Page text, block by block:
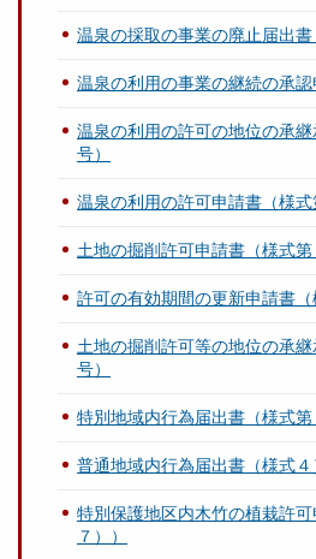
温泉の採取の事業の廃止届出書
温泉の利用の事業の継続の承認
温泉の利用の許可の地位の承
号）
温泉の利用の許可申請書（様式
土地の掘削許可申請書（様式第
許可の有効期間の更新申請書（
土地の掘削許可等の地位の承
号）
特別地域内行為届出書（様式第
普通地域内行為届出書（様式４
特別保護地区内木竹の植栽許可
７））